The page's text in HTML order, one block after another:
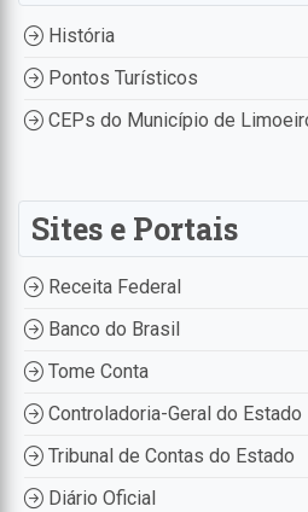
História
Pontos Turísticos
CEPs do Município de
Sites e Portais
Receita Federal
Banco do Brasil
Tome Conta
Controladoria-Geral do Estado
Tribunal de Contas do Estado
Diário Oficial